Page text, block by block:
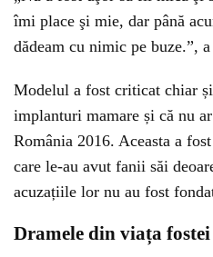
îmi place şi mie, dar până
dădeam cu nimic pe buze.”,
Modelul a fost criticat chiar
implanturi mamare și că nu
România 2016. Aceasta a
care le-au avut fanii săi
acuzațiile lor nu au fost
Dramele din viața